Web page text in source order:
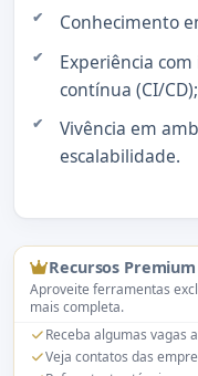
Conhecimento
Experiência
contínua (CI/CD);
Vivência em
escalabilidade.
Recursos
Aproveite ferramentas
mais completa.
Receba algumas vagas
Veja contatos das